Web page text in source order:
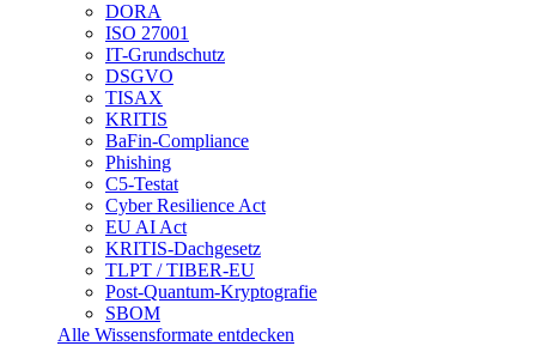
DORA
ISO 27001
IT-Grundschutz
DSGVO
TISAX
KRITIS
BaFin-Compliance
Phishing
C5-Testat
Cyber Resilience Act
EU AI Act
KRITIS-Dachgesetz
TLPT / TIBER-EU
Post-Quantum-Kryptografie
SBOM
Alle Wissensformate entdecken